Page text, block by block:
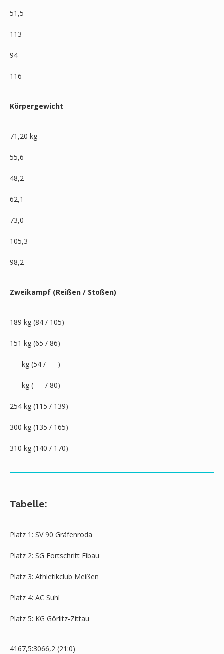
51,5
113
94
116
Körpergewicht
71,20 kg
55,6
48,2
62,1
73,0
105,3
98,2
Zweikampf (Reißen / Stoßen)
189 kg (84 / 105)
151 kg (65 / 86)
—- kg (54 / —-)
—- kg (—- / 80)
254 kg (115 / 139)
300 kg (135 / 165)
310 kg (140 / 170)
Tabelle:
Platz 1: SV 90 Gräfenroda
Platz 2: SG Fortschritt Eibau
Platz 3: Athletikclub Meißen
Platz 4: AC Suhl
Platz 5: KG Görlitz-Zittau
4167,5:3066,2 (21:0)